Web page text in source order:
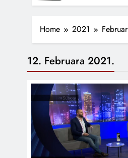
Home 2021 Februar
12. Februara 2021.